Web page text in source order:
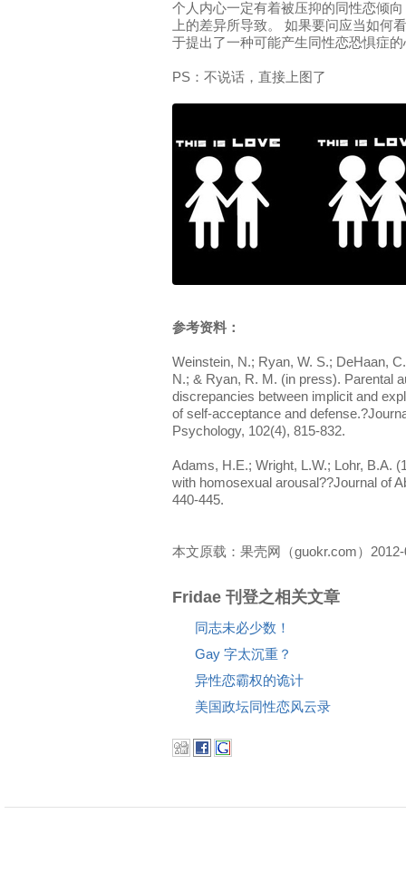
个人内心一定有着被压抑的同性恋倾
上的差异所导致。 如果要问应当如何
于提出了一种可能产生同性恋恐惧症
PS：不说话，直接上图了
参考资料：
Weinstein, N.; Ryan, W. S.; DeHaan,
N.; & Ryan, R. M. (in press). Parental
discrepancies between implicit and
of self-acceptance and
Psychology, 102(4), 815-832.
Adams, H.E.; Wright, L.W.; Lohr, B.A.
with homosexual arousal??Journal of
440-445.
本文原载：果壳网（guokr.com）
Fridae 刊登之相关文章
同志未必少数！
Gay 字太沉重？
异性恋霸权的诡计
美国政坛同性恋风云录